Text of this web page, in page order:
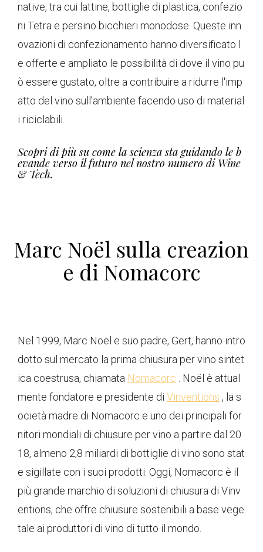
native, tra cui lattine, bottiglie di plastica, confezio
ni Tetra e persino bicchieri monodose. Queste inn
ovazioni di confezionamento hanno diversificato l
e offerte e ampliato le possibilità di dove il vino pu
ò essere gustato, oltre a contribuire a ridurre l'imp
atto del vino sull'ambiente facendo uso di material
i riciclabili.
Scopri di più su come la scienza sta guidando le b
evande verso il futuro nel nostro numero di Wine
& Tech.
Marc Noël sulla creazion
e di Nomacorc
Nel 1999, Marc Noël e ​​suo padre, Gert, hanno intro
dotto sul mercato la prima chiusura per vino sintet
ica coestrusa, chiamata Nomacorc . Noël è attual
mente fondatore e presidente di Vinventions , la s
ocietà madre di Nomacorc e uno dei principali for
nitori mondiali di chiusure per vino a partire dal 20
18, almeno 2,8 miliardi di bottiglie di vino sono stat
e sigillate con i suoi prodotti. Oggi, Nomacorc è il
più grande marchio di soluzioni di chiusura di Vinv
entions, che offre chiusure sostenibili a base vege
tale ai produttori di vino di tutto il mondo.